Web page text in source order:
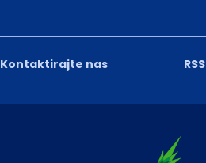
Kontaktirajte nas RSS